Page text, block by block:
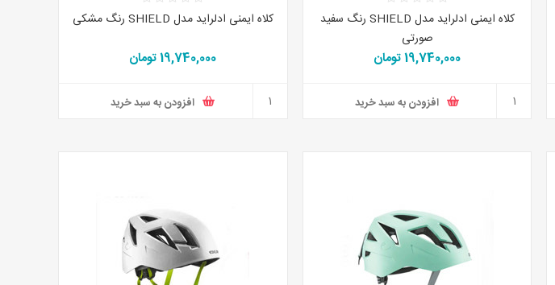
کلاه ایمنی ادلراید مدل SHIELD رنگ سفید
صورتی
19,740,000 تومان
افزودن به سبد خرید
کلاه ایمنی ادلراید مدل SHIELD رنگ مشکی
19,740,000 تومان
افزودن به سبد خرید